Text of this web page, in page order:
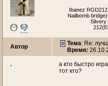
Ibanez
Nailbomb
Silvery
Автор Тема: Re:
Время:
.
а кто быстро
тот кто?